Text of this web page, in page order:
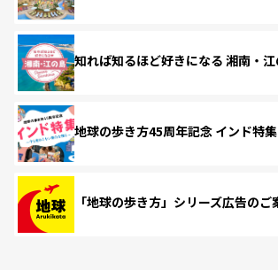
知れば知るほど好きになる 湘南・
地球の歩き方45周年記念 インド特集
「地球の歩き方」シリーズ広告のご